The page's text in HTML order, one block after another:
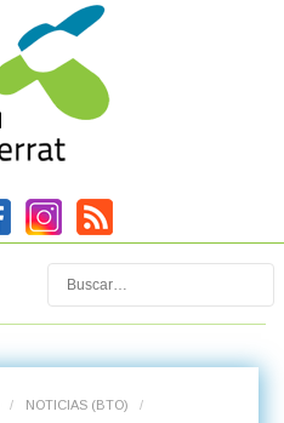
Buscar
/ NOTICIAS (BTO)
/